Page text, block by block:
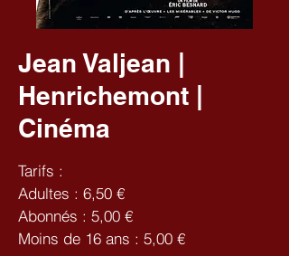
Jean Valjean |
Henrichemont |
Cinéma
Tarifs :
Adultes : 6,50 €
Abonnés : 5,00 €
Moins de 16 ans : 5,00 €